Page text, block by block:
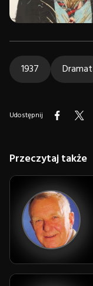
1937 Dramat
Udostępnij
Przeczytaj także